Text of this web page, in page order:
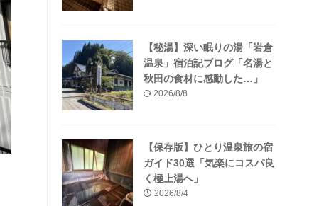
【秘湯】深い眠りの湯「岩倉
温泉」宿泊記ブログ「名湯と
秋田の食材に感動した…」
2026/8/8
【保存版】ひとり温泉旅の宿
ガイド30選「気楽にコスパ良
く極上湯へ」
2026/8/4